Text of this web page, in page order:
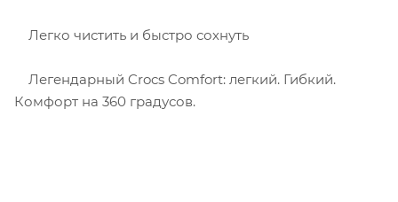
Легко чистить и быстро сохнуть
Легендарный Crocs Comfort: легкий. Гибкий.
Комфорт на 360 градусов.